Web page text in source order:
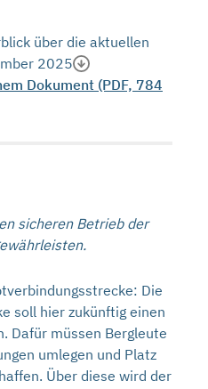
über die aktuellen
2025
Dokument (PDF, 784
sicheren Betrieb der
Die
soll hier zukünftig einen
Dafür müssen Bergleute
umlegen und Platz
Über diese wird der